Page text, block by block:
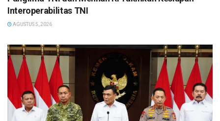
Interoperabilitas TNI
AGUSTUS 5, 2026